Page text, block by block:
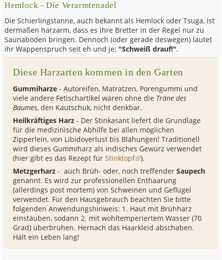
Hemlock - Die Verarmtenadel
Die Schierlingstanne, auch bekannt als Hemlock oder Tsuga, ist
dermaßen harzarm, dass es ihre Bretter in der Regel nur zu
Saunaböden bringen. Dennoch (oder gerade deswegen) lautet
ihr Wappenspruch seit eh und je: "Schweiß drauf!".
Diese Harzarten kommen in den Garten
Gummiharze - Autoreifen, Matratzen, Porengummi und
viele andere Fetischartikel wären ohne die Träne des
Baumes, den Kautschuk, nicht denkbar.
Heilkräftiges Harz - Der Stinkasant liefert die Grundlage
für die medizinische Abhilfe bei allen möglichen
Zipperlein, von Libidoverlust bis Blähungen! Traditionell
wird dieses Gummiharz als indisches Gewürz verwendet
(hier gibt es das Rezept fürStinktopf
).
Metzgerharz - auch Brüh- oder, noch treffenderSaupech
genannt. Es wird zur professionellen Enthaarung
(allerdings post mortem) von Schweinen und Geflügel
verwendet. Für den Hausgebrauch beachten Sie bitte
folgenden Anwendungshinweis: 1. Haut mit Brühharz
einstäuben, sodann 2. mit wohltemperiertem Wasser (70
Grad) überbrühen. Hernach das Haarkleid abschaben.
Hält ein Leben lang!